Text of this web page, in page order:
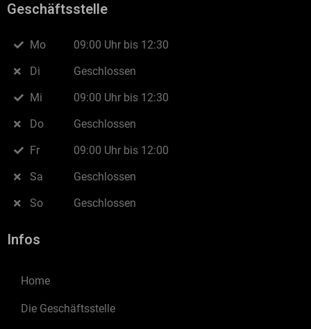
Geschäftsstelle
Mo
Di
Mi
Do
Fr
Sa
So
09:00 Uhr bis 12:30
Geschlossen
09:00 Uhr bis 12:30
Geschlossen
09:00 Uhr bis 12:00
Geschlossen
Geschlossen
Infos
Home
Die Geschäftsstelle